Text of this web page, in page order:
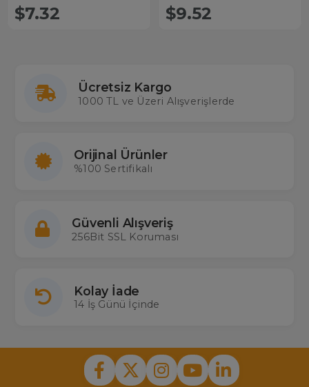
Ohm)
$7.32
Ohm)
$9.52
Ücretsiz Kargo
1000 TL ve Üzeri Alışverişlerde
Orijinal Ürünler
%100 Sertifikalı
Güvenli Alışveriş
256Bit SSL Koruması
Kolay İade
14 İş Günü İçinde